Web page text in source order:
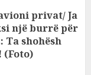
privat/ Ja
një burrë për
Ta shohësh
(Foto)